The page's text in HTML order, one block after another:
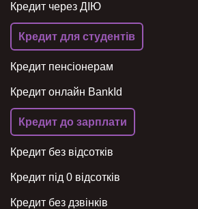
Кредит через ДІЮ
Кредит для студентів
Кредит пенсіонерам
Кредит онлайн BankId
Кредит до зарплати
Кредит без відсотків
Кредит під 0 відсотків
Кредит без дзвінків